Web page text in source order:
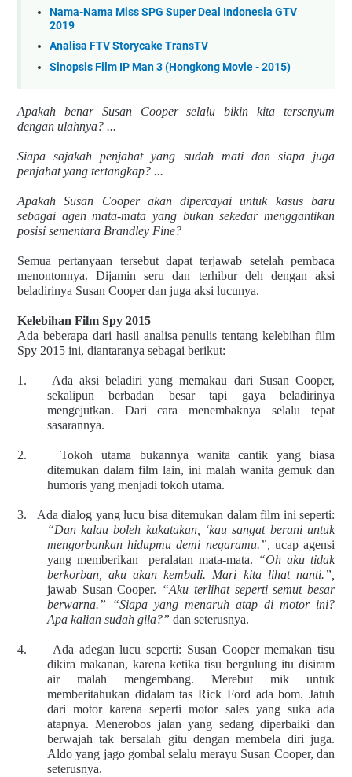
Nama-Nama Miss SPG Super Deal Indonesia GTV
2019
Analisa FTV Storycake TransTV
Sinopsis Film IP Man 3 (Hongkong Movie - 2015)
Apakah benar Susan Cooper selalu bikin kita tersenyum
dengan ulahnya? ...
Siapa sajakah penjahat yang sudah mati dan siapa juga
penjahat yang tertangkap? ...
Apakah Susan Cooper akan dipercayai untuk kasus baru
sebagai agen mata-mata yang bukan sekedar menggantikan
posisi sementara Brandley Fine?
Semua pertanyaan tersebut dapat terjawab setelah pembaca
menontonnya. Dijamin seru dan terhibur deh dengan aksi
beladirinya Susan Cooper dan juga aksi lucunya.
Kelebihan Film Spy 2015
Ada beberapa dari hasil analisa penulis tentang kelebihan film
Spy 2015 ini, diantaranya sebagai berikut:
1.
Ada aksi beladiri yang memakau dari Susan Cooper,
sekalipun berbadan besar tapi gaya beladirinya
mengejutkan. Dari cara menembaknya selalu tepat
sasarannya.
2.
Tokoh utama bukannya wanita cantik yang biasa
ditemukan dalam film lain, ini malah wanita gemuk dan
humoris yang menjadi tokoh utama.
3.
Ada dialog yang lucu bisa ditemukan dalam film ini seperti:
“Dan kalau boleh kukatakan, ‘kau sangat berani untuk
mengorbankan hidupmu demi negaramu.”,
ucap agensi
yang memberikan
peralatan mata-mata. “Oh aku tidak
berkorban, aku akan kembali. Mari kita lihat nanti.”,
jawab Susan Cooper. “Aku terlihat seperti semut besar
berwarna.”
“Siapa yang menaruh atap di motor ini?
Apa kalian sudah gila?” dan seterusnya.
4.
Ada adegan lucu seperti: Susan Cooper memakan tisu
dikira makanan, karena ketika tisu bergulung itu disiram
air malah mengembang. Merebut mik untuk
memberitahukan didalam tas Rick Ford ada bom. Jatuh
dari motor karena seperti motor sales yang suka ada
atapnya. Menerobos jalan yang sedang diperbaiki dan
berwajah tak bersalah gitu dengan membela diri juga.
Aldo yang jago gombal selalu merayu Susan Cooper, dan
seterusnya.